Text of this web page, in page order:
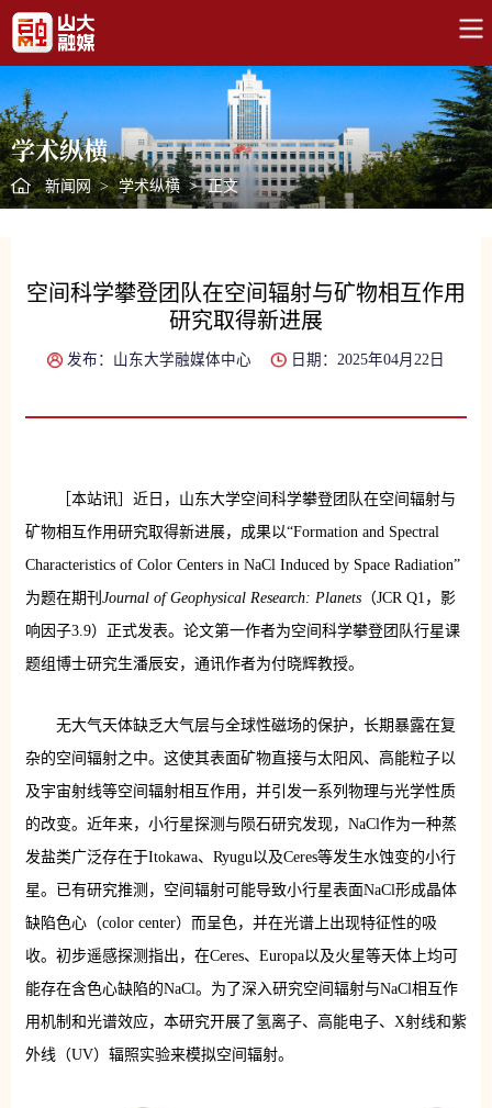
学术纵横
新闻网 > 学术纵横 > 正文
空间科学攀登团队在空间辐射与矿物相互作用
研究取得新进展
发布：山东大学融媒体中心 日期：2025年04月22日
［本站讯］近日，山东大学空间科学攀登团队在空间辐射与
矿物相互作用研究取得新进展，成果以“Formation and Spectral
Characteristics of Color Centers in NaCl Induced by Space Radiation”
为题在期刊 Journal of Geophysical Research: Planets（JCR Q1，影
响因子3.9）正式发表。论文第一作者为空间科学攀登团队行星课
题组博士研究生潘辰安，通讯作者为付晓辉教授。
无大气天体缺乏大气层与全球性磁场的保护，长期暴露在复
杂的空间辐射之中。这使其表面矿物直接与太阳风、高能粒子以
及宇宙射线等空间辐射相互作用，并引发一系列物理与光学性质
的改变。近年来，小行星探测与陨石研究发现，NaCl作为一种蒸
发盐类广泛存在于Itokawa、Ryugu以及Ceres等发生水蚀变的小行
星。已有研究推测，空间辐射可能导致小行星表面NaCl形成晶体
缺陷色心（color center）而呈色，并在光谱上出现特征性的吸
收。初步遥感探测指出，在Ceres、Europa以及火星等天体上均可
能存在含色心缺陷的NaCl。为了深入研究空间辐射与NaCl相互作
用机制和光谱效应，本研究开展了氢离子、高能电子、X射线和紫
外线（UV）辐照实验来模拟空间辐射。